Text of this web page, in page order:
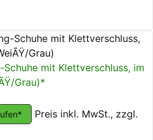
mit Klettverschluss, im
Grau)*
Preis inkl. MwSt., zzgl.